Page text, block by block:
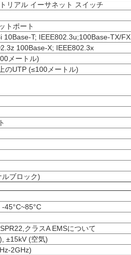
リアル イーサネット スイッチ
トポート
10Base-T; IEEE802.3u;100Base-TX/FX
100Base-X; IEEE802.3x
メートル)
のUTP (≤100メートル)
ブロック)
45°C~85°C
クラスA EMSについて
±15kV (空気)
2GHz)